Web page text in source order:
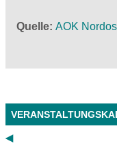
Quelle AOK
◀